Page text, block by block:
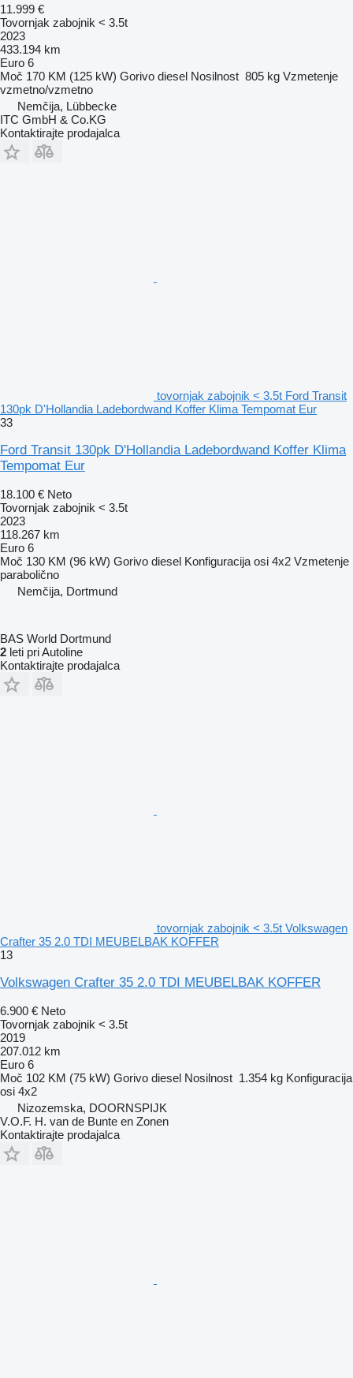
11.999 €
Tovornjak zabojnik < 3.5t
2023
433.194 km
Euro 6
Moč 170 KM (125 kW) Gorivo diesel Nosilnost 805 kg Vzmetenje
vzmetno/vzmetno
Nemčija, Lübbecke
ITC GmbH & Co.KG
Kontaktirajte prodajalca
tovornjak zabojnik < 3.5t Ford Transit
130pk D'Hollandia Ladebordwand Koffer Klima Tempomat Eur
33
Ford Transit 130pk D'Hollandia Ladebordwand Koffer Klima
Tempomat Eur
18.100 € Neto
Tovornjak zabojnik < 3.5t
2023
118.267 km
Euro 6
Moč 130 KM (96 kW) Gorivo diesel Konfiguracija osi 4x2 Vzmetenje
parabolično
Nemčija, Dortmund
BAS World Dortmund
2 leti pri Autoline
Kontaktirajte prodajalca
tovornjak zabojnik < 3.5t Volkswagen
Crafter 35 2.0 TDI MEUBELBAK KOFFER
13
Volkswagen Crafter 35 2.0 TDI MEUBELBAK KOFFER
6.900 € Neto
Tovornjak zabojnik < 3.5t
2019
207.012 km
Euro 6
Moč 102 KM (75 kW) Gorivo diesel Nosilnost 1.354 kg Konfiguracija
osi 4x2
Nizozemska, DOORNSPIJK
V.O.F. H. van de Bunte en Zonen
Kontaktirajte prodajalca